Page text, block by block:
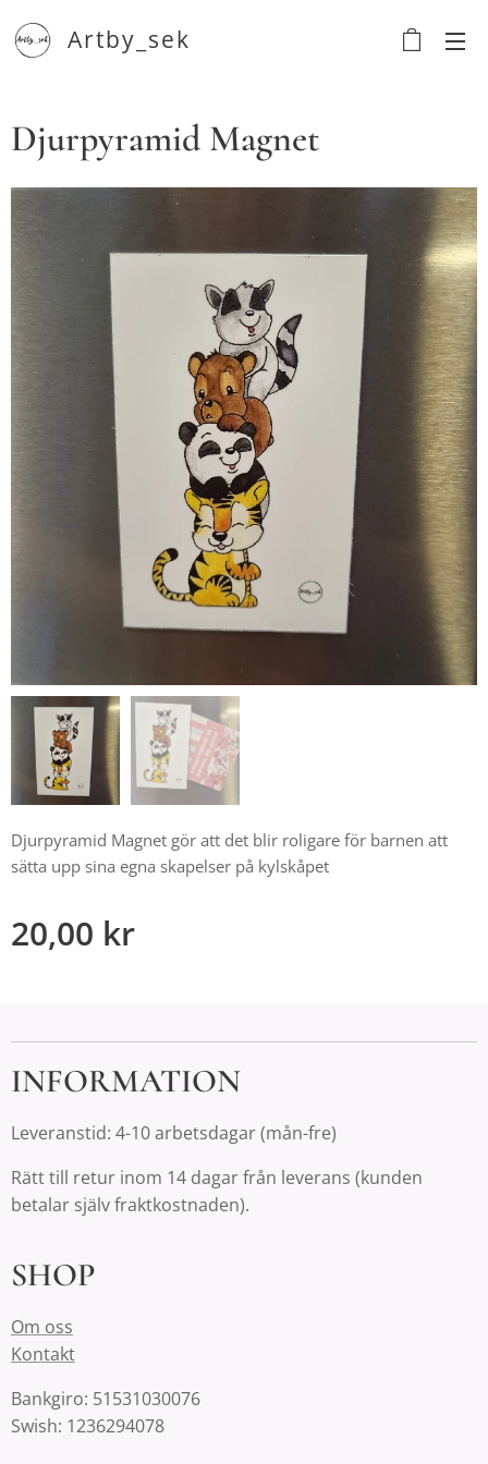
Artby_sek
Djurpyramid Magnet
Djurpyramid Magnet gör att det blir roligare för barnen att
sätta upp sina egna skapelser på kylskåpet
20,00 kr
INFORMATION
Leveranstid: 4-10 arbetsdagar (mån-fre)
Rätt till retur inom 14 dagar från leverans (kunden
betalar själv fraktkostnaden).
SHOP
Om oss
Kontakt
Bankgiro: 51531030076
Swish: 1236294078